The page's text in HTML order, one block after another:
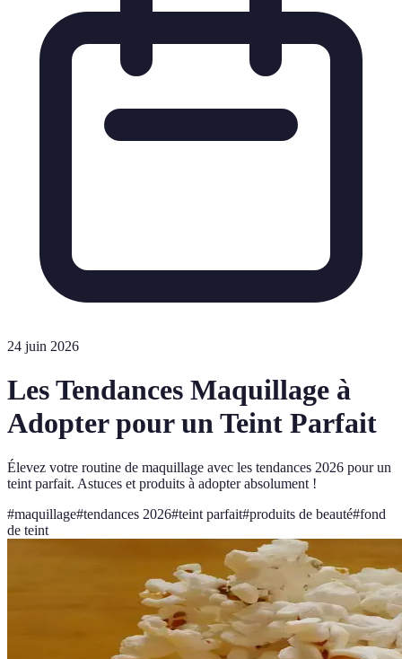
24 juin 2026
Les Tendances Maquillage à
Adopter pour un Teint Parfait
Élevez votre routine de maquillage avec les tendances 2026 pour un
teint parfait. Astuces et produits à adopter absolument !
#maquillage#tendances 2026#teint parfait#produits de beauté#fond
de teint